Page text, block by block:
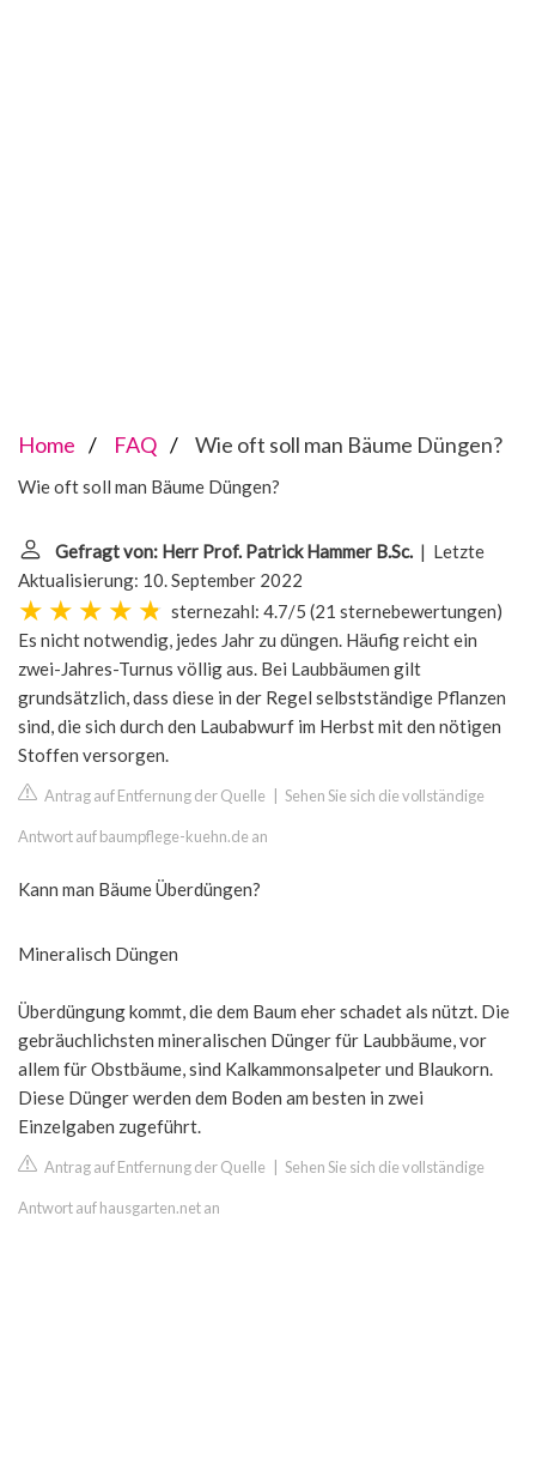
Home FAQ Wie oft soll man Bäume Düngen?
Wie oft soll man Bäume Düngen?
Gefragt von: Herr Prof. Patrick Hammer B.Sc. | Letzte
Aktualisierung: 10. September 2022
sternezahl: 4.7/5 (21 sternebewertungen)
Es nicht notwendig, jedes Jahr zu düngen. Häufig reicht ein
zwei-Jahres-Turnus völlig aus. Bei Laubbäumen gilt
grundsätzlich, dass diese in der Regel selbstständige Pflanzen
sind, die sich durch den Laubabwurf im Herbst mit den nötigen
Stoffen versorgen.
Antrag auf Entfernung der Quelle Sehen Sie sich die vollständige
Antwort auf baumpflege-kuehn.de an
Kann man Bäume Überdüngen?
Mineralisch Düngen
Überdüngung kommt, die dem Baum eher schadet als nützt. Die
gebräuchlichsten mineralischen Dünger für Laubbäume, vor
allem für Obstbäume, sind Kalkammonsalpeter und Blaukorn.
Diese Dünger werden dem Boden am besten in zwei
Einzelgaben zugeführt.
Antrag auf Entfernung der Quelle Sehen Sie sich die vollständige
Antwort auf hausgarten.net an